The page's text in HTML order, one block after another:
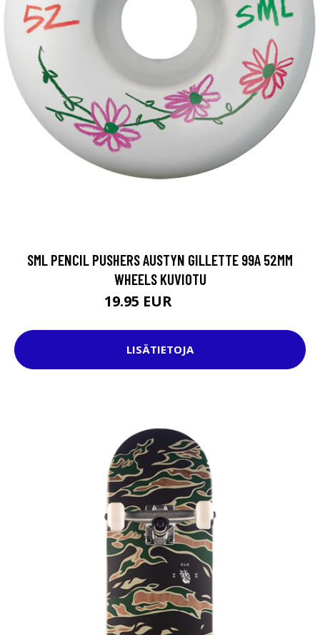
SML PENCIL PUSHERS AUSTYN GILLETTE 99A 52MM
WHEELS KUVIOTU
19.95 EUR
LISÄTIETOJA